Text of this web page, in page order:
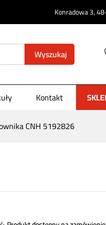
Konradowa 3,
Wyszukaj
Kontakt
CNH 5192826